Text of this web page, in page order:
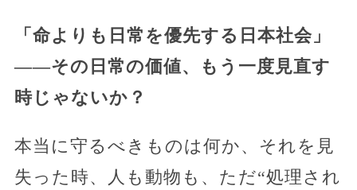
「命よりも日常を優先する日本社会」
——その日常の価値、もう一度見直す
時じゃないか？
本当に守るべきものは何か、それを見
失った時、人も動物も、ただ“処理され